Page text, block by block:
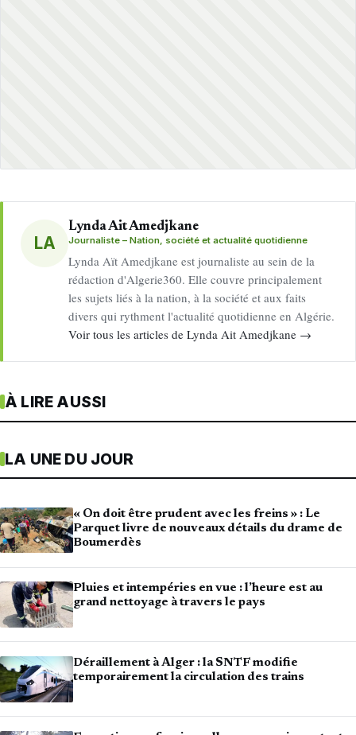
LA
Lynda Ait Amedjkane
Journaliste – Nation, société et actualité quotidienne
Lynda Aït Amedjkane est journaliste au sein de la
rédaction d'Algerie360. Elle couvre principalement
les sujets liés à la nation, à la société et aux faits
divers qui rythment l'actualité quotidienne en Algérie.
Voir tous les articles de Lynda Ait Amedjkane →
À LIRE AUSSI
LA UNE DU JOUR
« On doit être prudent avec les freins » : Le
Parquet livre de nouveaux détails du drame de
Boumerdès
Pluies et intempéries en vue : l’heure est au
grand nettoyage à travers le pays
Déraillement à Alger : la SNTF modifie
temporairement la circulation des trains